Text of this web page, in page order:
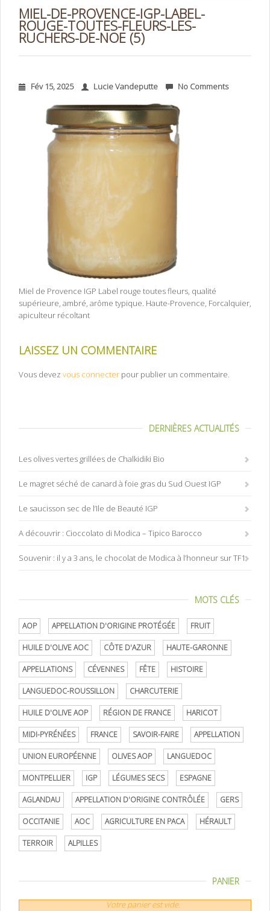
MIEL-DE-PROVENCE-IGP-LABEL-
ROUGE-TOUTES-FLEURS-LES-
RUCHERS-DE-NOE (5)
Fév 15, 2025 Lucie Vandeputte No Comments
Miel de Provence IGP Label rouge toutes fleurs, qualité
supérieure, ambré, arôme typique. Haute-Provence, Forcalquier,
apiculteur récoltant
LAISSEZ UN COMMENTAIRE
Vous devez vous connecter pour publier un commentaire.
DERNIÈRES ACTUALITÉS
Les olives vertes grillées de Chalkidiki Bio
Le magret séché de canard à foie gras du Sud Ouest IGP
Le saucisson sec de l’Ile de Beauté IGP
A découvrir : Cioccolato di Modica – Tipico Barocco
Souvenir : il y a 3 ans, le chocolat de Modica à l’honneur sur TF1
MOTS CLÉS
AOP APPELLATION D'ORIGINE PROTÉGÉE FRUIT
HUILE D'OLIVE AOC CÔTE D'AZUR HAUTE-GARONNE
APPELLATIONS CÉVENNES FÊTE HISTOIRE
LANGUEDOC-ROUSSILLON CHARCUTERIE
HUILE D'OLIVE AOP RÉGION DE FRANCE HARICOT
MIDI-PYRÉNÉES FRANCE SAVOIR-FAIRE APPELLATION
UNION EUROPÉENNE OLIVES AOP LANGUEDOC
MONTPELLIER IGP LÉGUMES SECS ESPAGNE
AGLANDAU APPELLATION D'ORIGINE CONTRÔLÉE GERS
OCCITANIE AOC AGRICULTURE EN PACA HÉRAULT
TERROIR ALPILLES
PANIER
Votre panier est vide.